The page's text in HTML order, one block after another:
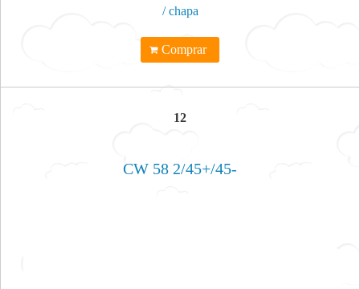
/ chapa
Comprar
12
CW 58 2/45+/45-